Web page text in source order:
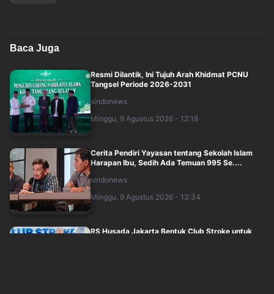
Baca Juga
Resmi Dilantik, Ini Tujuh Arah Khidmat PCNU
Tangsel Periode 2026-2031
sindonews
Minggu, 9 Agustus 2026 - 12:18
Cerita Pendiri Yayasan tentang Sekolah Islam
Harapan Ibu, Sedih Ada Temuan 995 Se....
sindonews
Minggu, 9 Agustus 2026 - 13:34
RS Husada Jakarta Bentuk Club Stroke untuk